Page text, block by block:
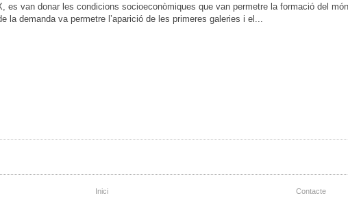
es van donar les condicions socioeconòmiques que van permetre la formació del
la demanda va permetre l’aparició de les primeres galeries i el...
Inici
Contacte